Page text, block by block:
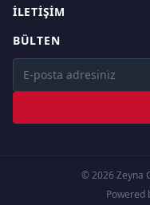
İLETIŞIM
BÜLTEN
© 2026 Zeyna
Powered